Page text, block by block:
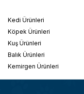
Kedi Ürünleri
Köpek Ürünleri
Kuş Ürünleri
Balık Ürünleri
Kemirgen Ürünleri